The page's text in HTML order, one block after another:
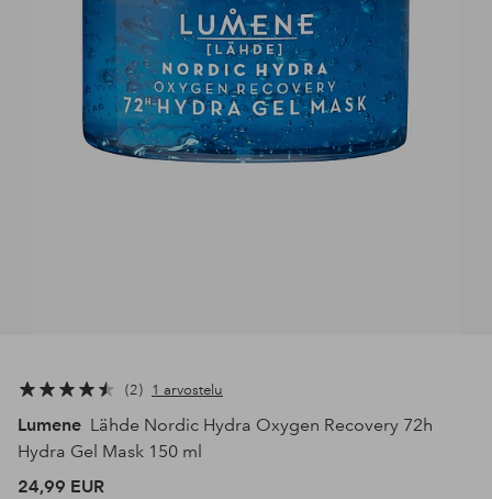
2 1 arvostelu
Lumene Lähde Nordic Hydra Oxygen Recovery 72h
Hydra Gel Mask 150 ml
24,99 EUR